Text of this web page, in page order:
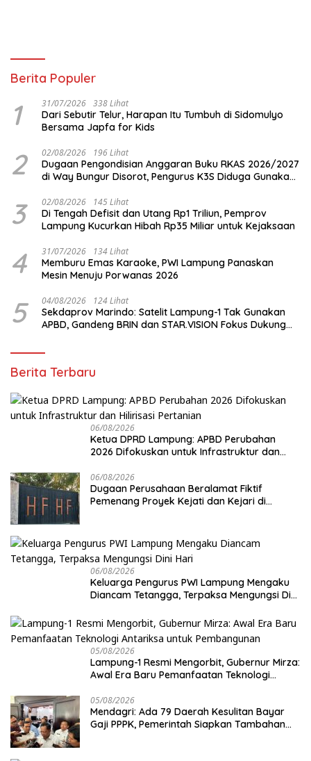
Berita Populer
1 31/07/2026 338 Lihat
Dari Sebutir Telur, Harapan Itu Tumbuh di Sidomulyo
Bersama Japfa for Kids
2 02/08/2026 196 Lihat
Dugaan Pengondisian Anggaran Buku RKAS 2026/2027
di Way Bungur Disorot, Pengurus K3S Diduga Gunakan
3 02/08/2026 145 Lihat
Di Tengah Defisit dan Utang Rp1 Triliun, Pemprov
Lampung Kucurkan Hibah Rp35 Miliar untuk Kejaksaan
4 31/07/2026 134 Lihat
Memburu Emas Karaoke, PWI Lampung Panaskan
Mesin Menuju Porwanas 2026
5 04/08/2026 124 Lihat
Sekdaprov Marindo: Satelit Lampung-1 Tak Gunakan
APBD, Gandeng BRIN dan STAR.VISION Fokus Dukung
Berita Terbaru
06/08/2026
Ketua DPRD Lampung: APBD Perubahan
2026 Difokuskan untuk Infrastruktur dan
06/08/2026
Dugaan Perusahaan Beralamat Fiktif
Pemenang Proyek Kejati dan Kejari di
Disorot
06/08/2026
Keluarga Pengurus PWI Lampung Mengaku
Diancam Tetangga, Terpaksa Mengungsi Dini
05/08/2026
Lampung-1 Resmi Mengorbit, Gubernur Mirza:
Awal Era Baru Pemanfaatan Teknologi
05/08/2026
Mendagri: Ada 79 Daerah Kesulitan Bayar
Gaji PPPK, Pemerintah Siapkan Tambahan